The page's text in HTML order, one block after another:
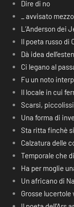
Dire di no
_ avvisato
L’Anderson dei
Il poeta russo di
Dà idea
Ci legano al
Fu un noto
Il locale in cui
Scarsi,
Una forma di
Sta ritta finchè
Calzatura delle
Temporale che
Ha per moglie
Un africano di
Grosse lucertole